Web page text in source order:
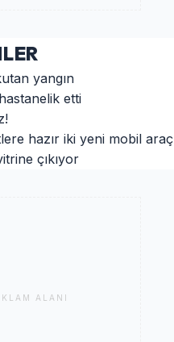
yangın
etti
hazır iki yeni mobil araç
çıkıyor
ALANI